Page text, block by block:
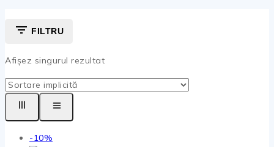
FILTRU
Afișez singurul rezultat
-10%